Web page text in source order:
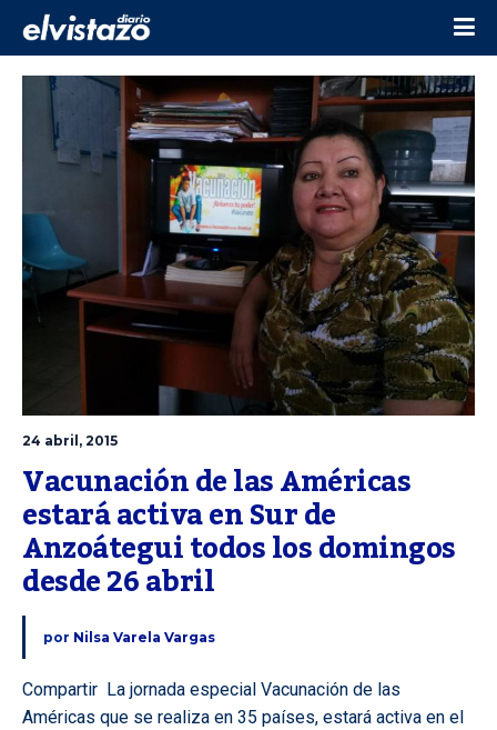
24 abril, 2015
Vacunación de las Américas
estará activa en Sur de
Anzoátegui todos los domingos
desde 26 abril
por Nilsa Varela Vargas
Compartir La jornada especial Vacunación de las
Américas que se realiza en 35 países, estará activa en el